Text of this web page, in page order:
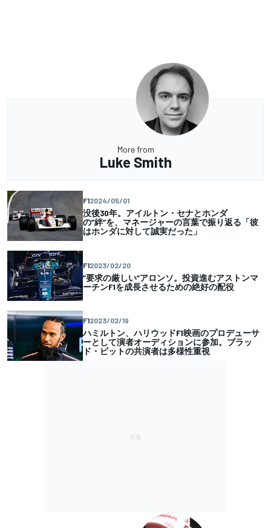
More from
Luke Smith
F12024/05/01
没後30年。アイルトン・セナとホンダ
の”絆”を、マネージャーの言葉で振り返る「彼
はホンダに対して誠実だった」
F12023/02/20
”要求の厳しい”アロンソ。投資進むアストンマ
ーチンF1を成長させるための絶好の配役
F12023/02/19
ハミルトン、ハリウッドF1映画のプロデューサ
ーとして演者オーディションに参加。ブラッ
ド・ピットの共演者は多様性重視